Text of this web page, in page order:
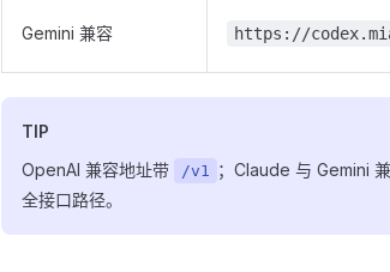
Gemini 兼容 https://
TIP
OpenAI 兼容地址带
/v1 ；Claude 与 Gemini
全接口路径。